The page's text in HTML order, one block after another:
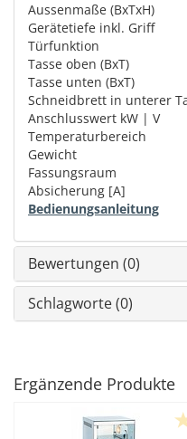
Aussenmaße (BxTxH)
Gerätetiefe inkl. Griff
Türfunktion
Tasse oben (BxT)
Tasse unten (BxT)
Schneidbrett in unterer
Anschlusswert kW | V
Temperaturbereich
Gewicht
Fassungsraum
Absicherung [A]
Bedienungsanleitung
Bewertungen (0)
Schlagworte (0)
Ergänzende Produkte